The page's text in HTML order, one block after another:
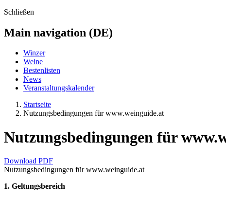
Schließen
Main navigation (DE)
Winzer
Weine
Bestenlisten
News
Veranstaltungskalender
Startseite
Nutzungsbedingungen für www.weinguide.at
Nutzungsbedingungen für
Download PDF
Nutzungsbedingungen für www.weinguide.at
1. Geltungsbereich